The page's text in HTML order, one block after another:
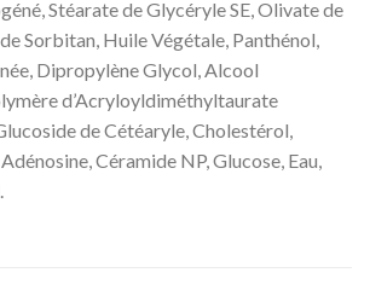
Stéarate de Glycéryle SE, Olivate de
Sorbitan, Huile Végétale, Panthénol,
Dipropylène Glycol, Alcool
d’Acryloyldiméthyltaurate
de Cétéaryle, Cholestérol,
Céramide NP, Glucose, Eau,